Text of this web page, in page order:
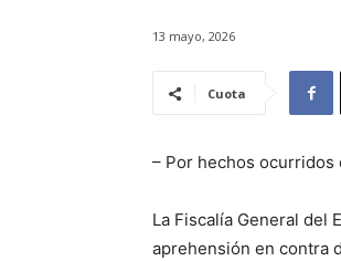
13 mayo, 2026
Cuota
– Por hechos
La Fiscalía General del
aprehensión en contra